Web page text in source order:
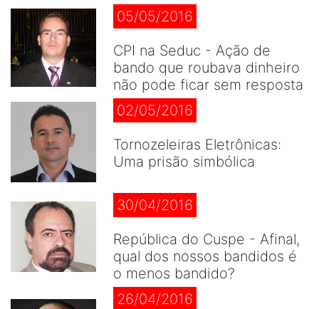
05/05/2016
CPI na Seduc - Ação de
bando que roubava dinheiro
não pode ficar sem resposta
02/05/2016
Tornozeleiras Eletrônicas:
Uma prisão simbólica
30/04/2016
República do Cuspe - Afinal,
qual dos nossos bandidos é
o menos bandido?
26/04/2016